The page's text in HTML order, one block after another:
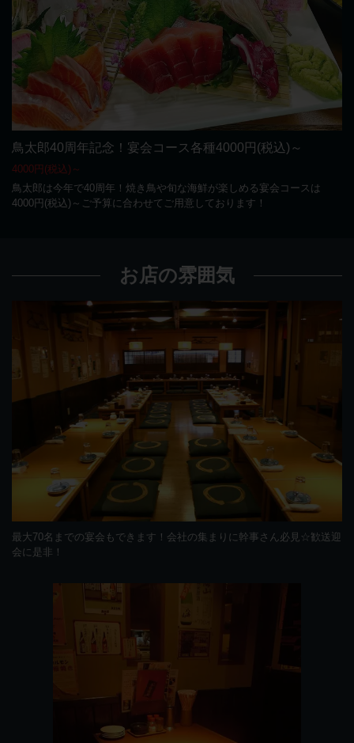
鳥太郎40周年記念！宴会コース各種4000円(税込)～
4000円(税込)～
鳥太郎は今年で40周年！焼き鳥や旬な海鮮が楽しめる宴会コースは
4000円(税込)～ご予算に合わせてご用意しております！
お店の雰囲気
最大70名までの宴会もできます！会社の集まりに幹事さん必見☆歓送迎
会に是非！